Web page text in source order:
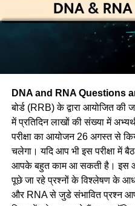
DNA and RNA Questions
बोर्ड (RRB) के द्वारा आयोजित की
में प्रतिदिन लाखों की संख्या में
परीक्षा का आयोजन 26 अगस्त से
चलेगा। यदि आप भी इस परीक्षा में
आपके बहुत काम आ सकती है। इस
पूछे जा रहे प्रश्नों के विश्लेषण के
और RNA से जुडे संभावित प्रश्न